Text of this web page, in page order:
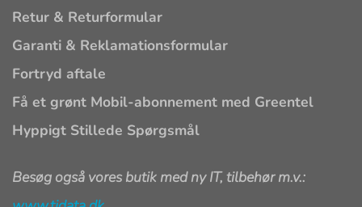
Retur & Returformular
Garanti & Reklamationsformular
Fortryd aftale
Få et grønt Mobil-abonnement med Greentel
Hyppigt Stillede Spørgsmål
Besøg også vores butik med ny IT, tilbehør m.v.: